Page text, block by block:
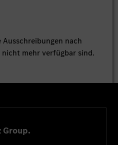
nach
mehr verfügbar sind.
Group.